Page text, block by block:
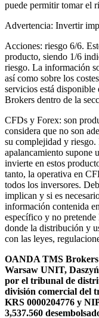
puede permitir tomar el
Advertencia: Invertir
Acciones: riesgo 6/6.
producto, siendo 1/6
riesgo. La información
así como sobre los
servicios está
Brokers dentro de la
CFDs y Forex: son
considera que no son
su complejidad y
apalancamiento supone
invierte en estos
tanto, la operativa en
todos los inversores.
implican y si es
información contenida
específico y no
donde la distribución y
con las leyes,
OANDA TMS Brokers
Warsaw UNIT,
por el tribunal de
división comercial del
KRS 0000204776 y
3,537.560